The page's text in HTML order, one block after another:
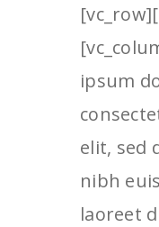
ipsum
elit, sed
nibh
laoreet